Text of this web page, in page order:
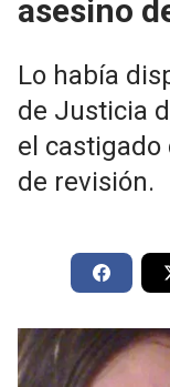
asesino
Lo había
de Justicia
el
de revisión.